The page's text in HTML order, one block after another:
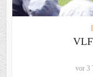
vor 3